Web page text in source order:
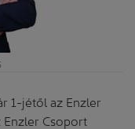
1-jétől az Enzler
Enzler Csoport